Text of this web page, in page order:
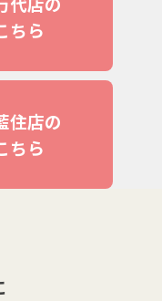
ちら
住店の
ちら